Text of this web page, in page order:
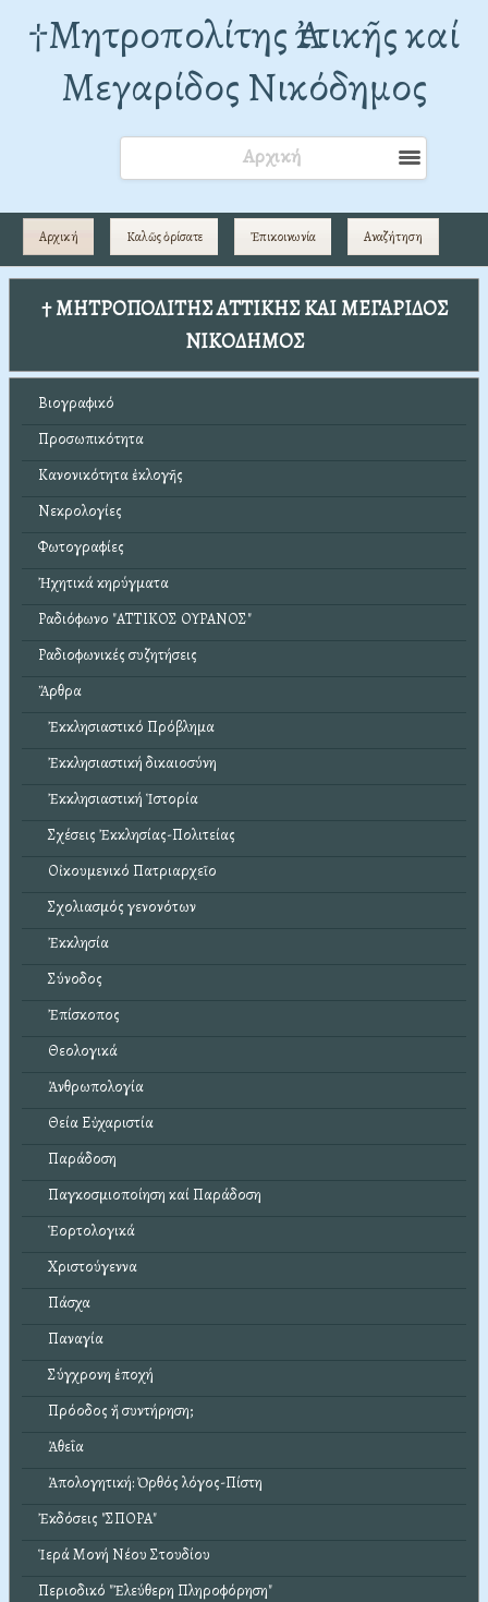
†Mητροπολίτης Ἀττικῆς καί
Μεγαρίδος Νικόδημος
Αρχική
Αρχική Καλῶς ὁρίσατε Ἐπικοινωνία Αναζήτηση
† ΜΗΤΡΟΠΟΛΙΤΗΣ ΑΤΤΙΚΗΣ ΚΑΙ ΜΕΓΑΡΙΔΟΣ
ΝΙΚΟΔΗΜΟΣ
Βιογραφικό
Προσωπικότητα
Κανονικότητα ἐκλογῆς
Νεκρολογίες
Φωτογραφίες
Ἠχητικά κηρύγματα
Ραδιόφωνο "ΑΤΤΙΚΟΣ ΟΥΡΑΝΟΣ"
Ραδιοφωνικές συζητήσεις
Ἄρθρα
Ἐκκλησιαστικό Πρόβλημα
Ἐκκλησιαστική δικαιοσύνη
Ἐκκλησιαστική Ἱστορία
Σχέσεις Ἐκκλησίας-Πολιτείας
Οἰκουμενικό Πατριαρχεῖο
Σχολιασμός γενονότων
Ἐκκλησία
Σύνοδος
Ἐπίσκοπος
Θεολογικά
Ἀνθρωπολογία
Θεία Εὐχαριστία
Παράδοση
Παγκοσμιοποίηση καί Παράδοση
Ἑορτολογικά
Χριστούγεννα
Πάσχα
Παναγία
Σύγχρονη ἐποχή
Πρόοδος ἤ συντήρηση;
Ἀθεΐα
Ἀπολογητική: Ὀρθός λόγος-Πίστη
Ἐκδόσεις "ΣΠΟΡΑ"
Ἱερά Μονή Νέου Στουδίου
Περιοδικό "Ἐλεύθερη Πληροφόρηση"